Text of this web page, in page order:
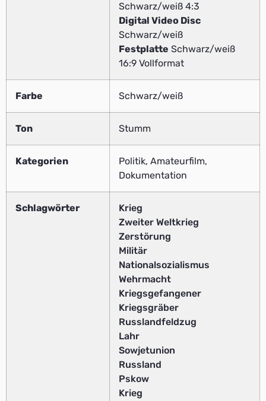
Schwarz/weiß 4:3
Digital Video Disc
Schwarz/weiß
Festplatte Schwarz/weiß
16:9 Vollformat
Farbe Schwarz/weiß
Ton Stumm
Kategorien
Politik, Amateurfilm,
Dokumentation
Schlagwörter
Krieg
Zweiter Weltkrieg
Zerstörung
Militär
Nationalsozialismus
Wehrmacht
Kriegsgefangener
Kriegsgräber
Russlandfeldzug
Lahr
Sowjetunion
Russland
Pskow
Krieg